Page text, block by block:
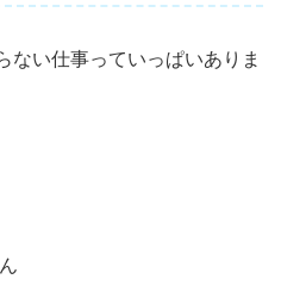
ない仕事っていっぱいありま